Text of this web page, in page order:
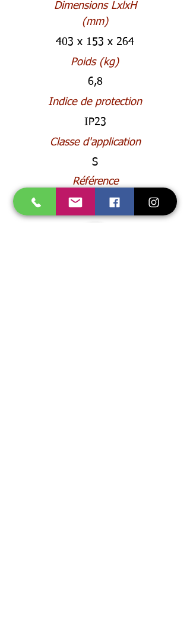
Dimensions LxlxH
(mm)
403 x 153 x 264
Poids (kg)
6,8
Indice de protection
IP23
Classe d'application
S
Référence
0700500076